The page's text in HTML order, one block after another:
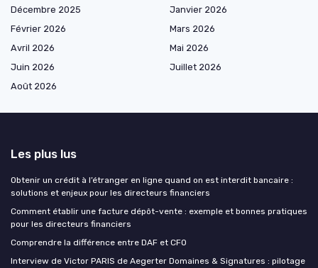
Décembre 2025
Janvier 2026
Février 2026
Mars 2026
Avril 2026
Mai 2026
Juin 2026
Juillet 2026
Août 2026
Les plus lus
Obtenir un crédit à l’étranger en ligne quand on est interdit bancaire :
solutions et enjeux pour les directeurs financiers
Comment établir une facture dépôt-vente : exemple et bonnes pratiques
pour les directeurs financiers
Comprendre la différence entre DAF et CFO
Interview de Victor PARIS de Aegerter Domaines & Signatures : pilotage